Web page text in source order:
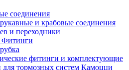
соединения
и крабовые соединения
и переходники
Фитинги
фитинги и комплектующие
тормозных систем Камоцци